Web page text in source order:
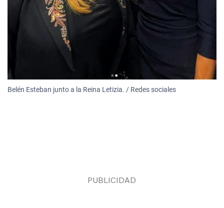
Belén Esteban junto a la Reina Letizia. / Redes sociales